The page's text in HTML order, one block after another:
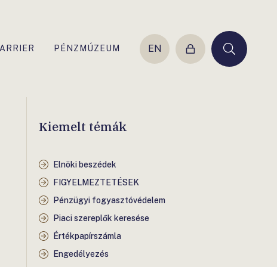
PÉNZMÚZEUM EN
Belépés Keresés
Kiemelt témák
Elnöki beszédek
FIGYELMEZTETÉSEK
Pénzügyi fogyasztóvédelem
Piaci szereplők keresése
Értékpapírszámla
Engedélyezés